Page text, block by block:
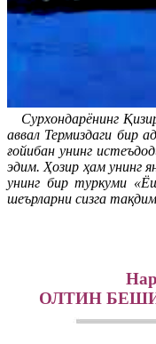
Сурхондарёнинг
аввал Термиздаги бир
ғойибан унинг
эдим. Ҳозир ҳам унинг
унинг бир туркуми
шеърларни сизга
ОЛТИН